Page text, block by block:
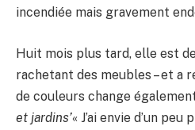
incendiée mais gravement
Huit mois plus tard, elle est
rachetant des meubles – et a
de couleurs change
et jardins’« J’ai envie d’un peu